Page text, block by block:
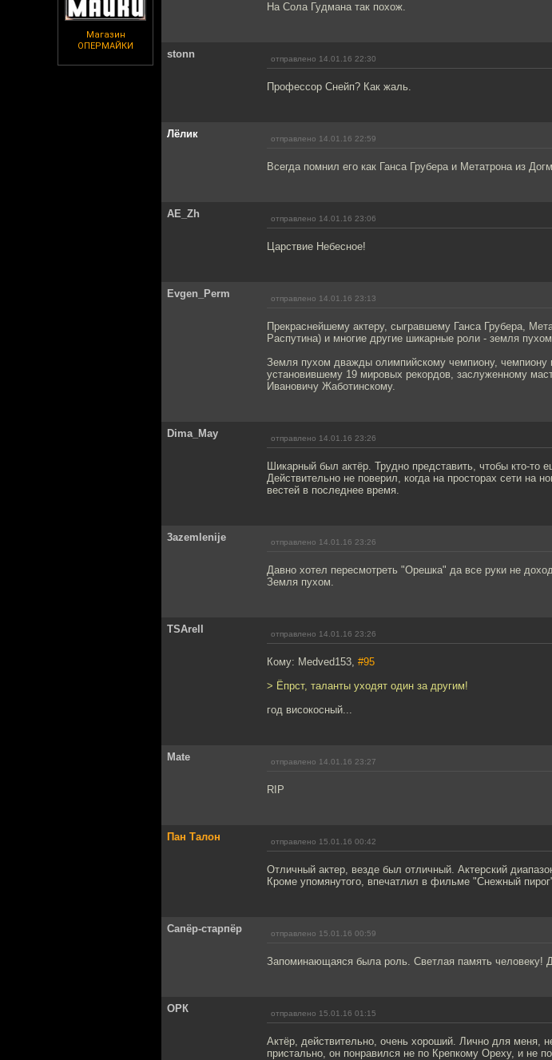
Магазин
ОПЕРМАЙКИ
На Сола Гудмана так похож.
stonn отправлено 14.01.16 22:30
Профессор Снейп? Как жаль.
Лёлик отправлено 14.01.16 22:59
Всегда помнил его как Ганса Грубера и Метатрона из
AE_Zh отправлено 14.01.16 23:06
Царствие Небесное!
Evgen_Perm отправлено 14.01.16 23:13
Прекраснейшему актеру, сыгравшему Ганса Грубера,
Распутина) и многие другие шикарные роли - земля
Земля пухом дважды олимпийскому чемпиону,
установившему 19 мировых рекордов, заслуженному
Ивановичу Жаботинскому.
Dima_May отправлено 14.01.16 23:26
Шикарный был актёр. Трудно представить, чтобы кто-то
Действительно не поверил, когда на просторах сети на
вестей в последнее время.
3azemlenije отправлено 14.01.16 23:26
Давно хотел пересмотреть "Орешка" да все руки не
Земля пухом.
TSArell отправлено 14.01.16 23:26
Кому: Medved153, #95
> Ёпрст, таланты уходят один за другим!
год високосный...
Mate отправлено 14.01.16 23:27
RIP
Пан Талон отправлено 15.01.16 00:42
Отличный актер, везде был отличный. Актерский
Кроме упомянутого, впечатлил в фильме "Снежный
Сапёр-старпёр отправлено 15.01.16 00:59
Запоминающаяся была роль. Светлая память человеку!
ОРК отправлено 15.01.16 01:15
Актёр, действительно, очень хороший. Лично для меня,
пристально, он понравился не по Крепкому Ореху, и не